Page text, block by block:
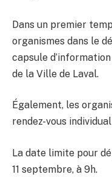
Dans un premier
organismes dans le
capsule
de la Ville de Laval.
Également, les
rendez-vous
La date limite pour
11 septembre, à 9h.